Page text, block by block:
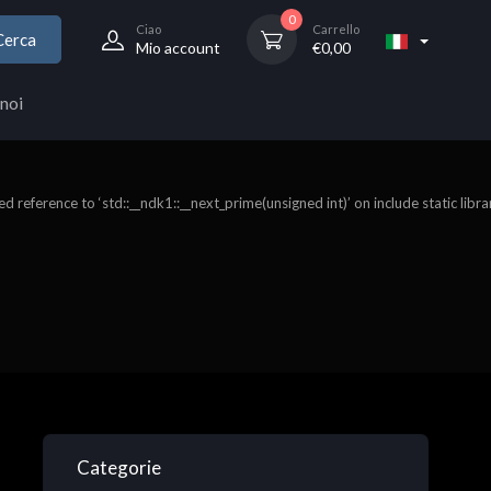
Ciao
Mio account
0
Carrello
€0,00
reference to ‘std::__ndk1::__next_prime(unsigned int)’ on include static
Categorie